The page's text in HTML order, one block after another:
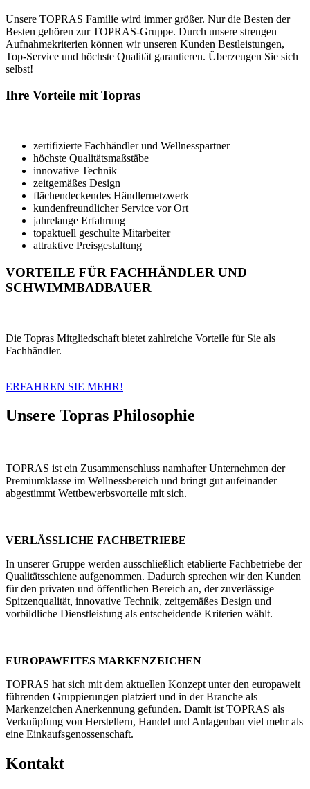
Unsere TOPRAS Familie wird immer größer. Nur die Besten der
Besten gehören zur TOPRAS-Gruppe. Durch unsere strengen
Aufnahmekriterien können wir unseren Kunden Bestleistungen,
Top-Service und höchste Qualität garantieren. Überzeugen Sie sich
selbst!
Ihre Vorteile mit Topras
zertifizierte Fachhändler und Wellnesspartner
höchste Qualitätsmaßstäbe
innovative Technik
zeitgemäßes Design
flächendeckendes Händlernetzwerk
kundenfreundlicher Service vor Ort
jahrelange Erfahrung
topaktuell geschulte Mitarbeiter
attraktive Preisgestaltung
VORTEILE FÜR FACHHÄNDLER UND
SCHWIMMBADBAUER
Die Topras Mitgliedschaft bietet zahlreiche Vorteile für Sie als
Fachhändler.
ERFAHREN SIE MEHR!
Unsere Topras Philosophie
TOPRAS ist ein Zusammenschluss namhafter Unternehmen der
Premiumklasse im Wellnessbereich und bringt gut aufeinander
abgestimmt Wettbewerbsvorteile mit sich.
VERLÄSSLICHE FACHBETRIEBE
In unserer Gruppe werden ausschließlich etablierte Fachbetriebe der
Qualitätsschiene aufgenommen. Dadurch sprechen wir den Kunden
für den privaten und öffentlichen Bereich an, der zuverlässige
Spitzenqualität, innovative Technik, zeitgemäßes Design und
vorbildliche Dienstleistung als entscheidende Kriterien wählt.
EUROPAWEITES MARKENZEICHEN
TOPRAS hat sich mit dem aktuellen Konzept unter den europaweit
führenden Gruppierungen platziert und in der Branche als
Markenzeichen Anerkennung gefunden. Damit ist TOPRAS als
Verknüpfung von Herstellern, Handel und Anlagenbau viel mehr als
eine Einkaufsgenossenschaft.
Kontakt